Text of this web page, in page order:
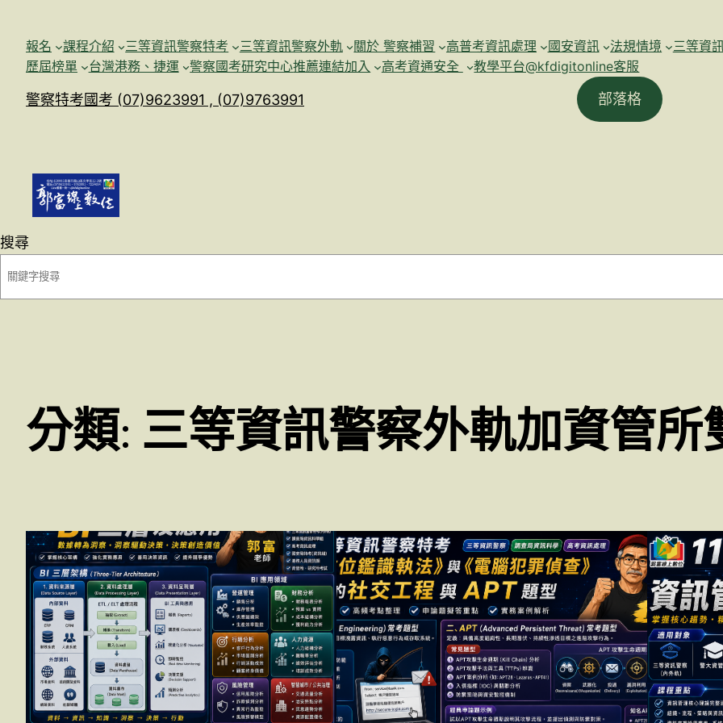
報名 課程介紹 三等資訊警察特考 三等資訊警察外軌 關於 警察補習 高普考資訊處理 國安資訊 法規情境
三等資
歷屆榜單
台灣港務、捷運 警察國考研究中心推薦連結加入 高考資通安全 教學平台@kfdigitonline客服
警察特考國考 (07)9623991 , (07)9763991 部落格
搜尋
分類: 三等資訊警察外軌加資管所